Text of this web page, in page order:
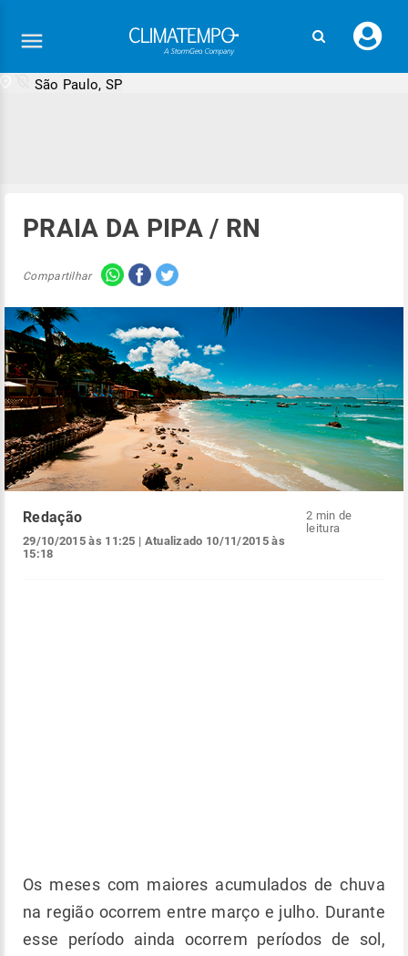
seu
São Paulo, SP
PRAIA DA PIPA / RN
Compartilhar
Redação
29/10/2015 às 11:25 | Atualizado 10/11/2015 às
15:18
2 min de
leitura
Os meses com maiores acumulados de chuva
na região ocorrem entre março e julho. Durante
esse período ainda ocorrem períodos de sol,